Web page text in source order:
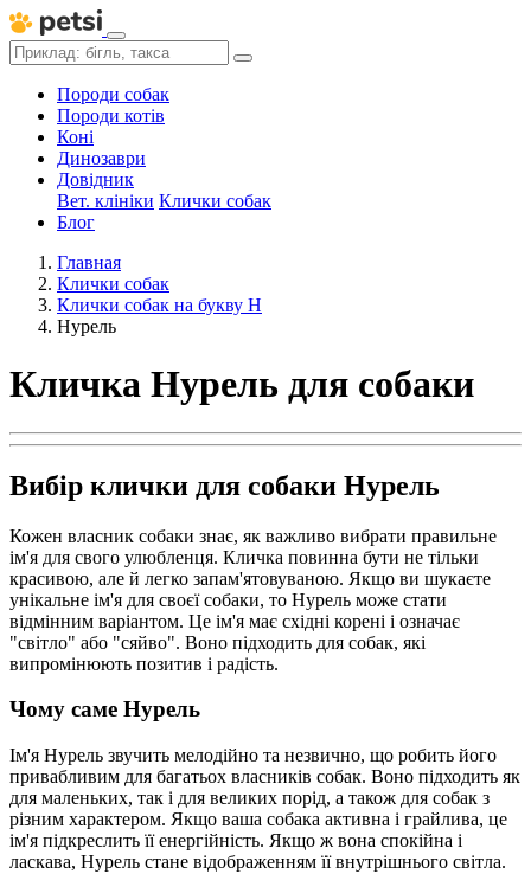
Породи собак
Породи котів
Коні
Динозаври
Довідник
Вет. клініки Клички собак
Блог
Главная
Клички собак
Клички собак на букву Н
Нурель
Кличка Нурель для собаки
Вибір клички для собаки Нурель
Кожен власник собаки знає, як важливо вибрати правильне
ім'я для свого улюбленця. Кличка повинна бути не тільки
красивою, але й легко запам'ятовуваною. Якщо ви шукаєте
унікальне ім'я для своєї собаки, то Нурель може стати
відмінним варіантом. Це ім'я має східні корені і означає
"світло" або "сяйво". Воно підходить для собак, які
випромінюють позитив і радість.
Чому саме Нурель
Ім'я Нурель звучить мелодійно та незвично, що робить його
привабливим для багатьох власників собак. Воно підходить як
для маленьких, так і для великих порід, а також для собак з
різним характером. Якщо ваша собака активна і грайлива, це
ім'я підкреслить її енергійність. Якщо ж вона спокійна і
ласкава, Нурель стане відображенням її внутрішнього світла.